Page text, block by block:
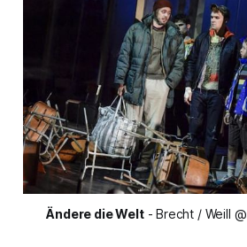
Ändere die Welt - Brecht / Weill